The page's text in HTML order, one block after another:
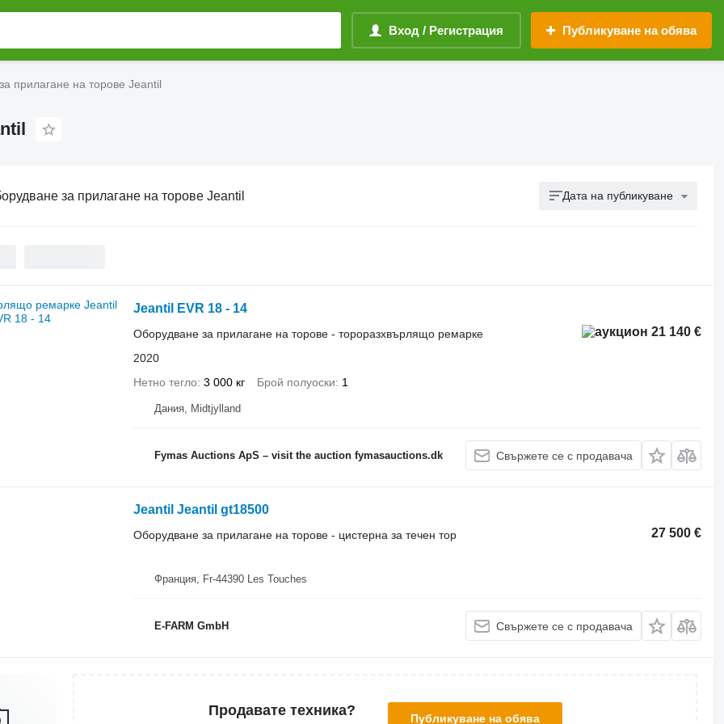
Вход / Регистрация Публикуване на обява
прилагане на торове Jeantil
за прилагане на торове Jeantil Дата на публикуване
Jeantil EVR 18 - 14
21 140 €
Оборудване за прилагане на торове - тороразхвърлящо ремарке
2020
Нетно тегло 3 000 кг Брой полуоски 1
Дания, Midtjylland
Fymas Auctions ApS – visit the auction fymasauctions.dk Свържете се с продавача
Jeantil Jeantil gt18500
27 500 €
Оборудване за прилагане на торове - цистерна за течен тор
Франция, Fr-44390 Les Touches
E-FARM GmbH Свържете се с продавача
Продавате техника?
Публикуване на обява